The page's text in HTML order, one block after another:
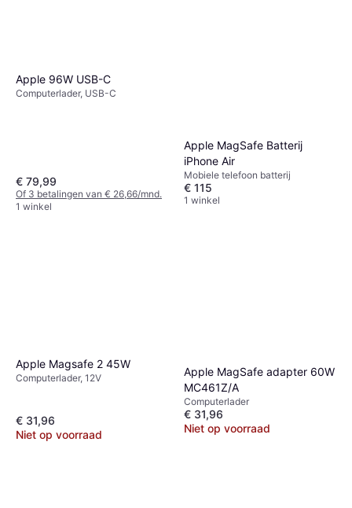
Apple 96W USB-C
Computerlader, USB-C
€ 79,99
Of 3 betalingen van € 26,66/mnd.
1 winkel
Apple MagSafe Batterij
iPhone Air
Mobiele telefoon batterij
€ 115
1 winkel
Apple Magsafe 2 45W
Computerlader, 12V
€ 31,96
Niet op voorraad
Apple MagSafe adapter 60W
MC461Z/A
Computerlader
€ 31,96
Niet op voorraad